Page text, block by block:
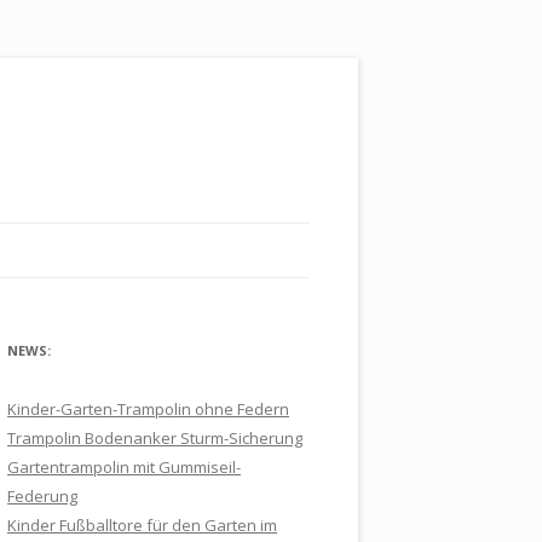
NEWS:
Kinder-Garten-Trampolin ohne Federn
Trampolin Bodenanker Sturm-Sicherung
Gartentrampolin mit Gummiseil-
Federung
Kinder Fußballtore für den Garten im